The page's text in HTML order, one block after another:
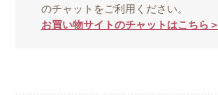
のチャットをご利用ください。
お買い物サイトのチャットはこちら＞